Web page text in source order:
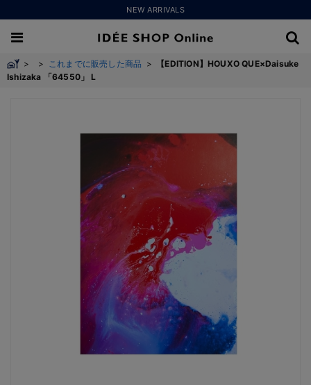
NEW ARRIVALS
> > これまでに販売した商品 >
【EDITION】HOUXO QUE×Daisuke
Ishizaka 「64550」 L